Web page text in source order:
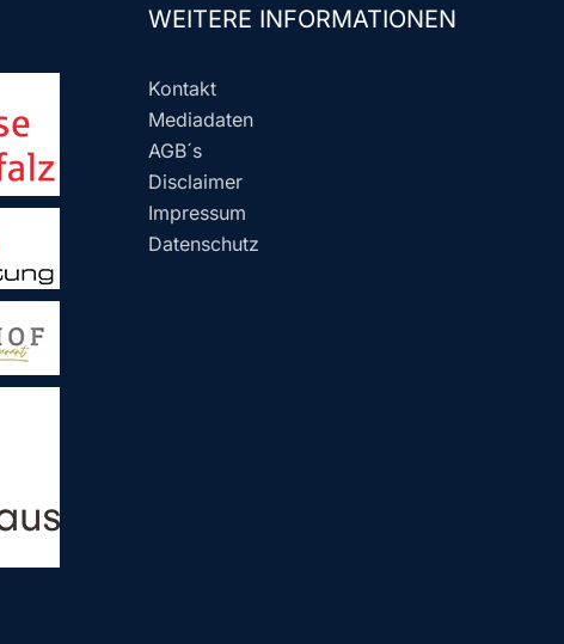
WEITERE INFORMATIONEN
Kontakt
Mediadaten
AGB´s
Disclaimer
Impressum
Datenschutz